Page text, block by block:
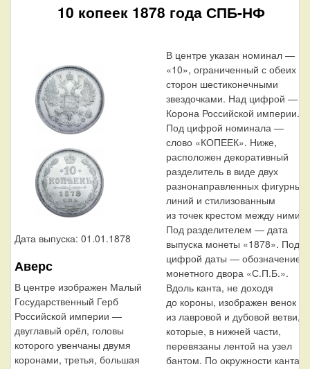
10 копеек 1878 года СПБ-НФ
Дата выпуска: 01.01.1878
Аверс
В центре изображен Малый
Государственный Герб
Российской империи —
двуглавый орёл, головы
которого увенчаны двумя
коронами, третья, большая
В центре указан номинал —
«10», ограниченный с обеих
сторон шестиконечными
звездочками. Над цифрой —
Корона Российской империи.
Под цифрой номинала —
слово «КОПЕЕК». Ниже,
расположен декоративный
разделитель в виде двух
разнонаправленных фигурных
линий и стилизованным
из точек крестом между ними.
Под разделителем — дата
выпуска монеты «1878». Под
цифрой даты — обозначение
монетного двора «С.П.Б.».
Вдоль канта, не доходя
до короны, изображен венок
из лавровой и дубовой ветви,
которые, в нижней части,
перевязаны лентой на узел
бантом. По окружности канта